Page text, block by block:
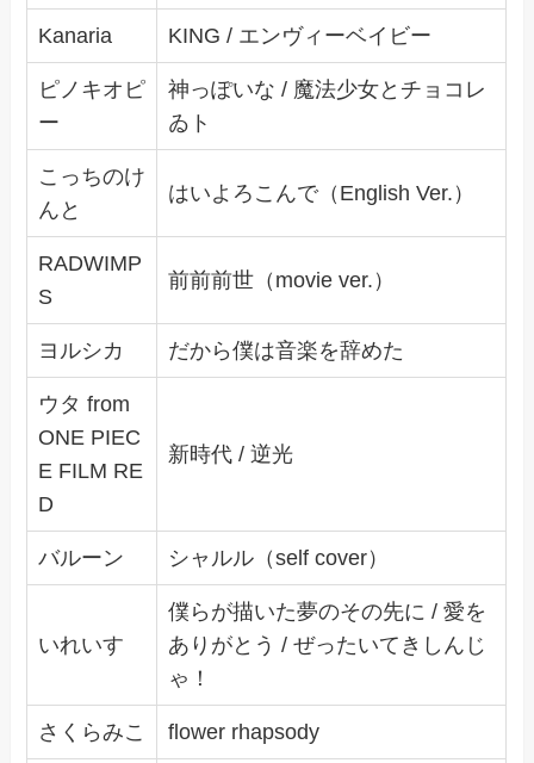
Kanaria KING / エンヴィーベイビー
ピノキオピ
ー
神っぽいな / 魔法少女とチョコレ
ゐト
こっちのけ
んと
はいよろこんで（English Ver.）
RADWIMP
S
前前前世（movie ver.）
ヨルシカ だから僕は音楽を辞めた
ウタ from
ONE PIEC
E FILM RE
D
新時代 / 逆光
バルーン シャルル（self cover）
いれいす
僕らが描いた夢のその先に / 愛を
ありがとう / ぜったいてきしんじ
ゃ！
さくらみこ flower rhapsody